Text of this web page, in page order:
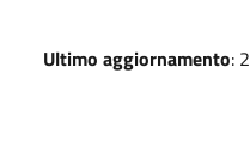
Ultimo aggiornamento: